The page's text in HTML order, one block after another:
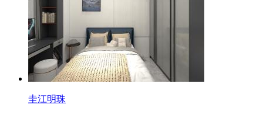
圭江明珠